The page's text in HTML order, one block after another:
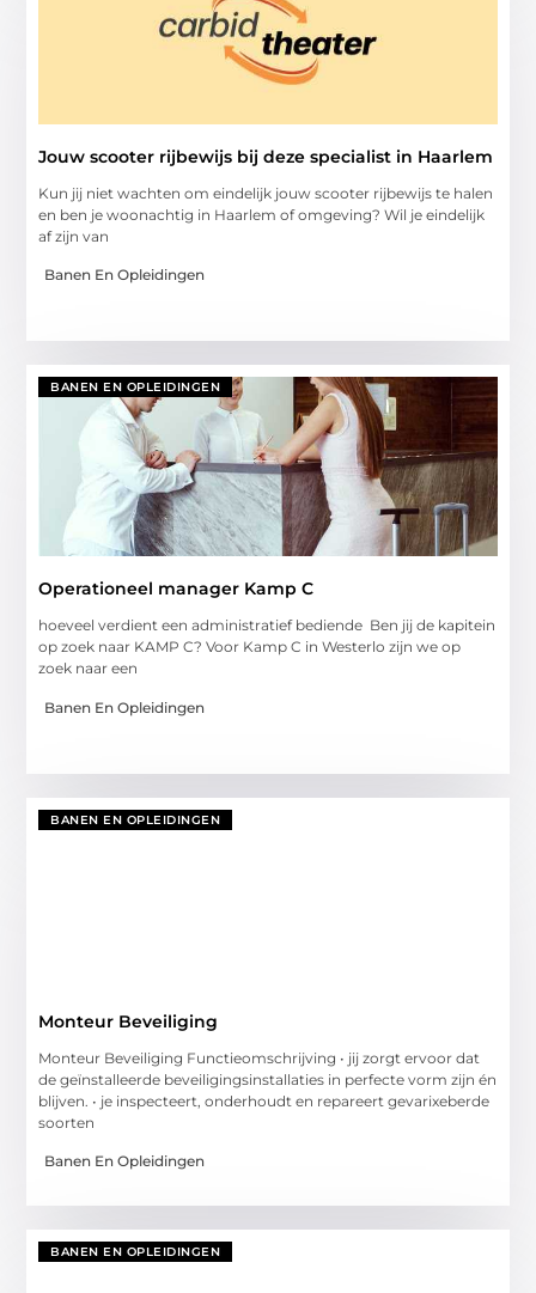
Jouw scooter rijbewijs bij deze specialist in Haarlem
Kun jij niet wachten om eindelijk jouw scooter rijbewijs te halen
en ben je woonachtig in Haarlem of omgeving? Wil je eindelijk
af zijn van
Banen En Opleidingen
BANEN EN OPLEIDINGEN
Operationeel manager Kamp C
hoeveel verdient een administratief bediende Ben jij de kapitein
op zoek naar KAMP C? Voor Kamp C in Westerlo zijn we op
zoek naar een
Banen En Opleidingen
BANEN EN OPLEIDINGEN
Monteur Beveiliging
Monteur Beveiliging Functieomschrijving • jij zorgt ervoor dat
de geïnstalleerde beveiligingsinstallaties in perfecte vorm zijn én
blijven. • je inspecteert, onderhoudt en repareert gevarixeberde
soorten
Banen En Opleidingen
BANEN EN OPLEIDINGEN